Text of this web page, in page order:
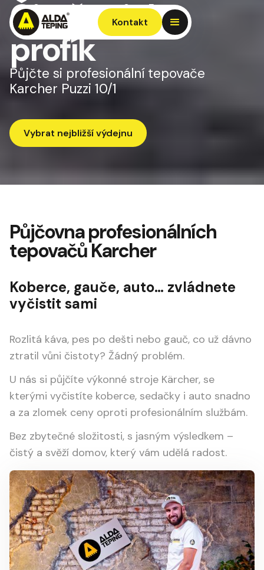
Kontakt
Čistěte jako
profík
Půjčte si profesionální tepovače
Karcher Puzzi 10/1
Vybrat nejbližší výdejnu
Půjčovna profesionálních
tepovačů Karcher
Koberce, gauče, auto… zvládnete
vyčistit sami
Rozlitá káva, pes po dešti nebo gauč, co už dávno
ztratil vůni čistoty? Žádný problém.
U nás si půjčíte výkonné stroje Kärcher, se
kterými vyčistíte koberce, sedačky i auto snadno
a za zlomek ceny oproti profesionálním službám.
Bez zbytečné složitosti, s jasným výsledkem –
čistý a svěží domov, který vám udělá radost.